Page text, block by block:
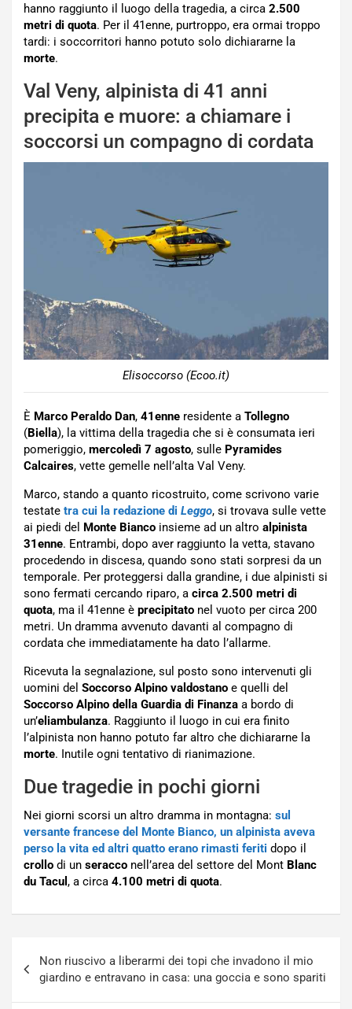
hanno raggiunto il luogo della tragedia, a circa 2.500
metri di quota. Per il 41enne, purtroppo, era ormai troppo
tardi: i soccorritori hanno potuto solo dichiararne la
morte.
Val Veny, alpinista di 41 anni
precipita e muore: a chiamare i
soccorsi un compagno di cordata
Elisoccorso (Ecoo.it)
È Marco Peraldo Dan, 41enne residente a Tollegno
(Biella), la vittima della tragedia che si è consumata ieri
pomeriggio, mercoledì 7 agosto, sulle Pyramides
Calcaires, vette gemelle nell’alta Val Veny.
Marco, stando a quanto ricostruito, come scrivono varie
testate tra cui la redazione di Leggo, si trovava sulle vette
ai piedi del
Monte Bianco insieme ad un altro alpinista
31enne. Entrambi, dopo aver raggiunto la vetta, stavano
procedendo in discesa, quando sono stati sorpresi da un
temporale. Per proteggersi dalla grandine, i due alpinisti si
sono fermati cercando riparo, a circa 2.500 metri di
quota, ma il 41enne è precipitato nel vuoto per circa 200
metri. Un dramma avvenuto davanti al compagno di
cordata che immediatamente ha dato l’allarme.
Ricevuta la segnalazione, sul posto sono intervenuti gli
uomini del Soccorso Alpino valdostano e quelli del
Soccorso Alpino della Guardia di Finanza a bordo di
un’eliambulanza. Raggiunto il luogo in cui era finito
l’alpinista non hanno potuto far altro che dichiararne la
morte. Inutile ogni tentativo di rianimazione.
Due tragedie in pochi giorni
Nei giorni scorsi un altro dramma in montagna: sul
versante francese del Monte Bianco, un alpinista aveva
perso la vita ed altri quatto erano rimasti feriti dopo il
crollo di un seracco nell’area del settore del Mont Blanc
du Tacul , a circa 4.100 metri di quota.
articoli
Non riuscivo a liberarmi dei topi che invadono il mio
giardino e entravano in casa: una goccia e sono spariti